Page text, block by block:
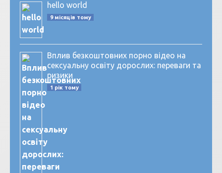
hello world
9 місяців тому
Вплив безкоштовних порно відео на
сексуальну освіту дорослих: переваги та
ризики
1 рік тому